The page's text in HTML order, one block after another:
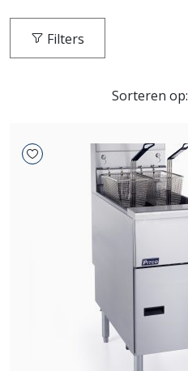
Filters
Sorteren op: